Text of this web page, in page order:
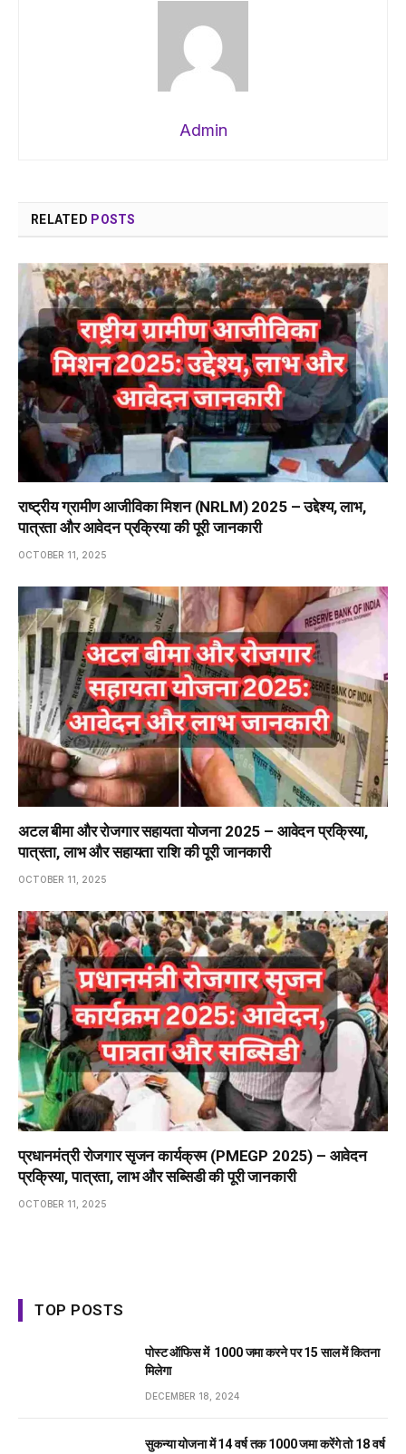
Admin
RELATED POSTS
राष्ट्रीय ग्रामीण आजीविका मिशन (NRLM) 2025 – उद्देश्य, लाभ,
पात्रता और आवेदन प्रक्रिया की पूरी जानकारी
OCTOBER 11, 2025
अटल बीमा और रोजगार सहायता योजना 2025 – आवेदन प्रक्रिया,
पात्रता, लाभ और सहायता राशि की पूरी जानकारी
OCTOBER 11, 2025
प्रधानमंत्री रोजगार सृजन कार्यक्रम (PMEGP 2025) – आवेदन
प्रक्रिया, पात्रता, लाभ और सब्सिडी की पूरी जानकारी
OCTOBER 11, 2025
TOP POSTS
पोस्ट ऑफिस में ₹ 1000 जमा करने पर 15 साल में कितना
मिलेगा
DECEMBER 18, 2024
सुकन्या योजना में 14 वर्ष तक ₹1000 जमा करेंगे तो 18 वर्ष